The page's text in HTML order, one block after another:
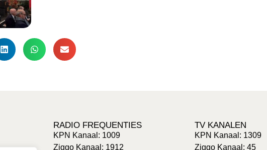
RADIO FREQUENTIES
KPN Kanaal: 1009
Ziggo Kanaal: 1912
TV KANALEN
KPN Kanaal: 1309
Ziggo Kanaal: 45